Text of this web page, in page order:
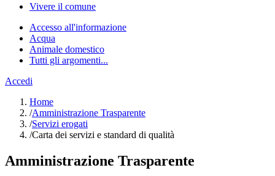
Vivere il comune
Accesso all'informazione
Acqua
Animale domestico
Tutti gli argomenti...
Accedi
Home
/Amministrazione Trasparente
/Servizi erogati
/Carta dei servizi e standard di qualità
Amministrazione Trasparente